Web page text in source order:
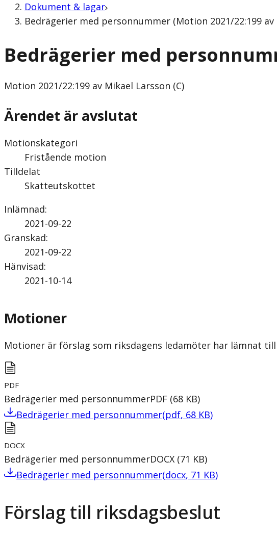
Dokument & lagar
Bedrägerier med personnummer (Motion 2021/22:199 av
Bedrägerier med
Motion 2021/22:199 av Mikael Larsson (C)
Ärendet är avslutat
Motionskategori
Fristående motion
Tilldelat
Skatteutskottet
Inlämnad:
2021-09-22
Granskad:
2021-09-22
Hänvisad:
2021-10-14
Motioner
Motioner är förslag som riksdagens ledamöter har lämnat
PDF
Bedrägerier med personnummerPDF (68 KB)
Bedrägerier med personnummer(pdf, 68 KB)
DOCX
Bedrägerier med personnummerDOCX (71 KB)
Bedrägerier med personnummer(docx, 71 KB)
Förslag till riksdagsbeslut